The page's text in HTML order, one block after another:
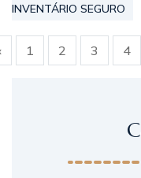
INVENTÁRIO SEGURO
1 2 3 4